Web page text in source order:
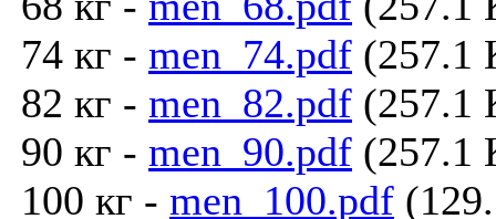
74 кг - men_74.pdf (257.1
82 кг - men_82.pdf (257.1
90 кг - men_90.pdf (257.1
100 кг - men_100.pdf